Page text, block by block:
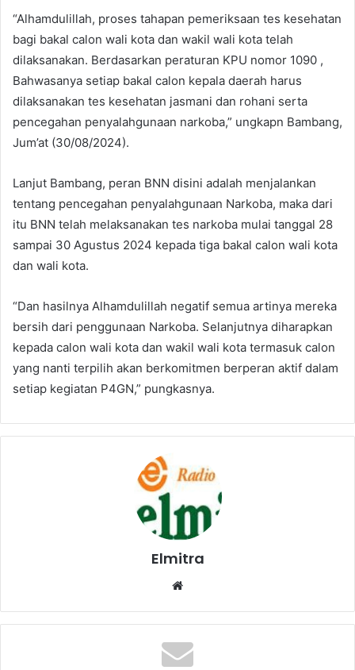
“Alhamdulillah, proses tahapan pemeriksaan tes kesehatan
bagi bakal calon wali kota dan wakil wali kota telah
dilaksanakan. Berdasarkan peraturan KPU nomor 1090 ,
Bahwasanya setiap bakal calon kepala daerah harus
dilaksanakan tes kesehatan jasmani dan rohani serta
pencegahan penyalahgunaan narkoba,” ungkapn Bambang,
Jum’at (30/08/2024).
Lanjut Bambang, peran BNN disini adalah menjalankan
tentang pencegahan penyalahgunaan Narkoba, maka dari
itu BNN telah melaksanakan tes narkoba mulai tanggal 28
sampai 30 Agustus 2024 kepada tiga bakal calon wali kota
dan wali kota.
“Dan hasilnya Alhamdulillah negatif semua artinya mereka
bersih dari penggunaan Narkoba. Selanjutnya diharapkan
kepada calon wali kota dan wakil wali kota termasuk calon
yang nanti terpilih akan berkomitmen berperan aktif dalam
setiap kegiatan P4GN,” pungkasnya.
Elmitra
Website